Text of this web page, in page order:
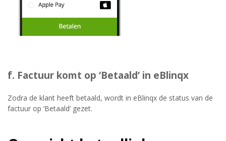
f. Factuur komt op ‘Betaald’ in eBlinqx
Zodra de klant heeft betaald, wordt in eBlinqx de status van de
factuur op ‘Betaald’ gezet.